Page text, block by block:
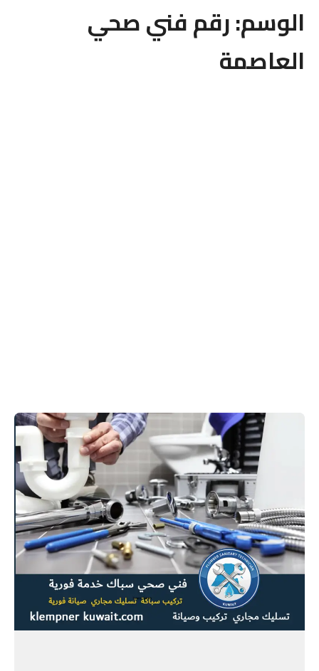
الوسم:رقم فني صحي
العاصمة